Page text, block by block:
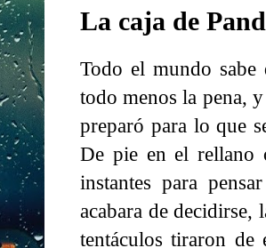
La caja de
Todo el mundo
todo menos la pena,
preparó para lo que
De pie en el rellano
instantes para
acabara de decidirse,
tentáculos tiraron de